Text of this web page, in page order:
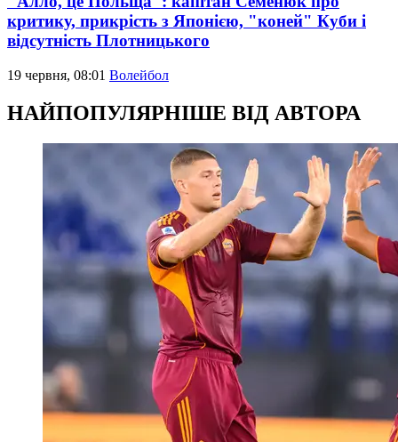
критику, прикрість з Японією, "коней" Куби і
відсутність Плотницького
19 червня, 08:01 Волейбол
НАЙПОПУЛЯРНІШЕ ВІД АВТОРА